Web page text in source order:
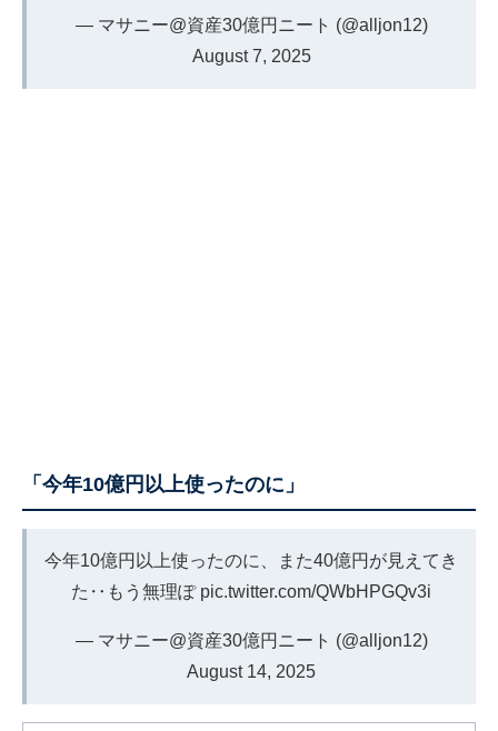
— マサニー@資産30億円ニート (@alljon12)
August 7, 2025
「今年10億円以上使ったのに」
今年10億円以上使ったのに、また40億円が見えてき
た‥もう無理ぽ pic.twitter.com/QWbHPGQv3i
— マサニー@資産30億円ニート (@alljon12)
August 14, 2025